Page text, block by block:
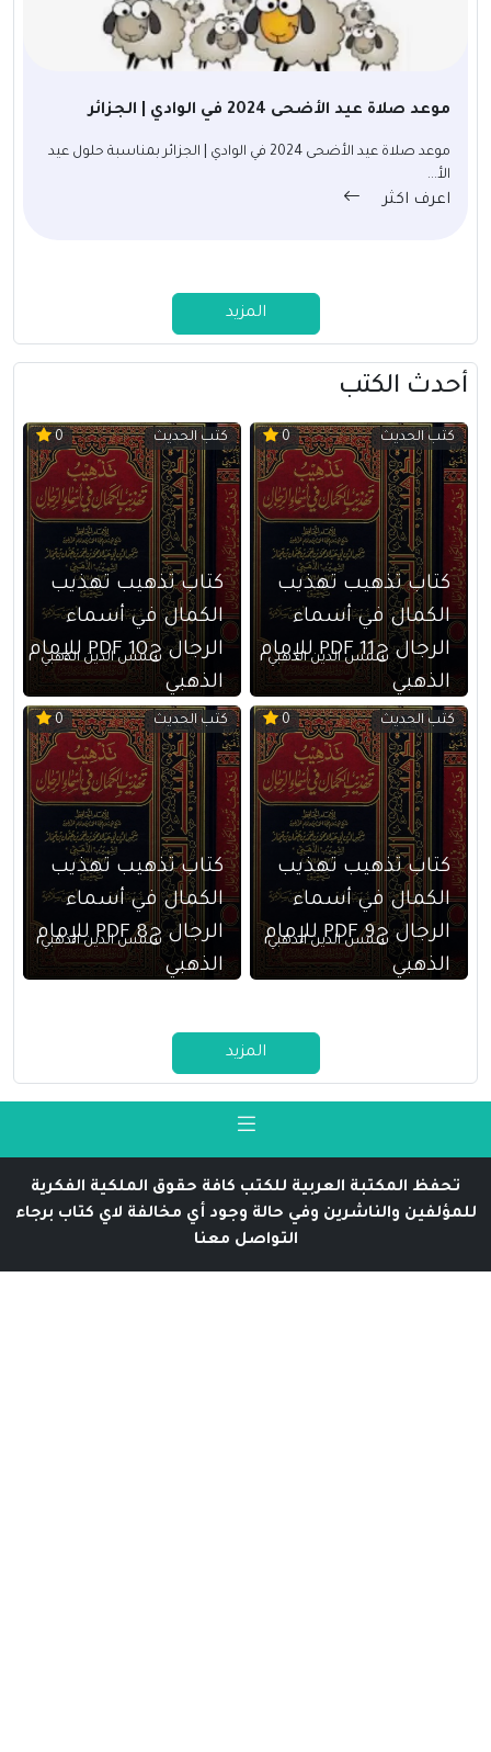
موعد صلاة عيد الأضحى 2024 في الوادي | الجزائر
موعد صلاة عيد الأضحى 2024 في الوادي | الجزائر بمناسبة حلول عيد
الأ...
اعرف اكثر
المزيد
أحدث الكتب
كتب الحديث 0
كتاب تذهيب تهذيب
الكمال في أسماء
الرجال ج11 PDF للإمام
الذهبي
شمس الدين الذهبي
كتب الحديث 0
كتاب تذهيب تهذيب
الكمال في أسماء
الرجال ج10 PDF للإمام
الذهبي
شمس الدين الذهبي
كتب الحديث 0
كتاب تذهيب تهذيب
الكمال في أسماء
الرجال ج9 PDF للإمام
الذهبي
شمس الدين الذهبي
كتب الحديث 0
كتاب تذهيب تهذيب
الكمال في أسماء
الرجال ج8 PDF للإمام
الذهبي
شمس الدين الذهبي
المزيد
تحفظ المكتبة العربية للكتب كافة حقوق الملكية الفكرية
للمؤلفين والناشرين وفي حالة وجود أي مخالفة لاي كتاب برجاء
التواصل معنا